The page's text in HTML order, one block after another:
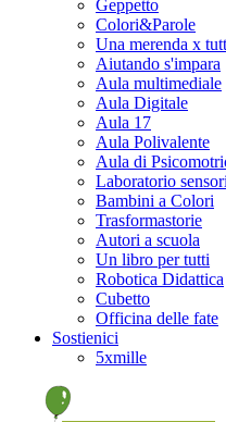
Geppetto
Colori&Parole
Una merenda x
Aiutando s'impara
Aula multimediale
Aula Digitale
Aula 17
Aula Polivalente
Aula di
Laboratorio
Bambini a Colori
Trasformastorie
Autori a scuola
Un libro per tutti
Robotica Didattica
Cubetto
Officina delle fate
Sostienici
5xmille